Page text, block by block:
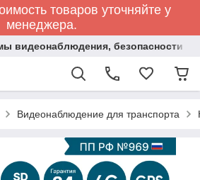
товаров уточняйте у
менеджера.
видеонаблюдения, безопасности и
Видеонаблюдение для транспорта